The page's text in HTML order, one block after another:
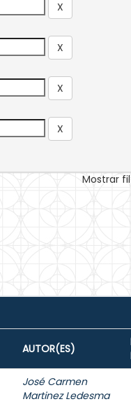
Mostrar
AUTOR(ES)
José Carmen
Martinez Ledesma